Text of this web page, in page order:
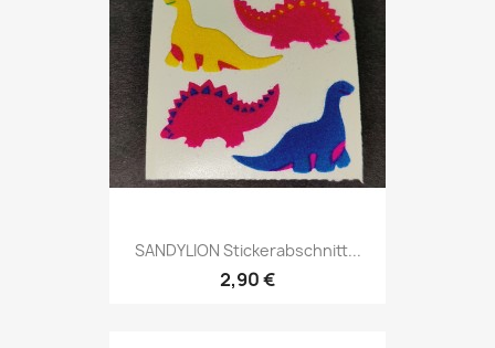
SANDYLION Stickerabschnitt...
2,90 €